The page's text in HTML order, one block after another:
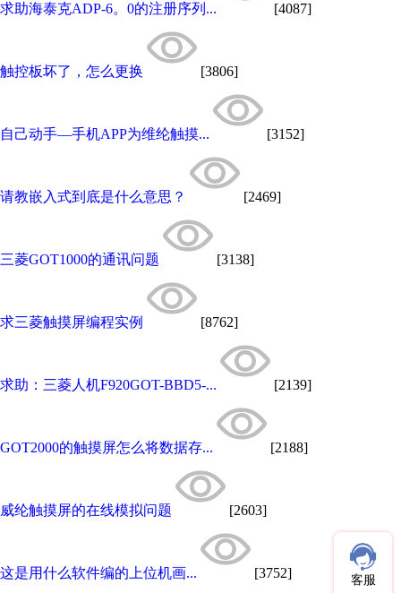
求助海泰克ADP-6。0的注册序列... [4087]
触控板坏了，怎么更换 [3806]
自己动手—手机APP为维纶触摸... [3152]
请教嵌入式到底是什么意思？ [2469]
三菱GOT1000的通讯问题 [3138]
求三菱触摸屏编程实例 [8762]
求助：三菱人机F920GOT-BBD5-... [2139]
GOT2000的触摸屏怎么将数据存... [2188]
威纶触摸屏的在线模拟问题 [2603]
这是用什么软件编的上位机画... [3752] 客服